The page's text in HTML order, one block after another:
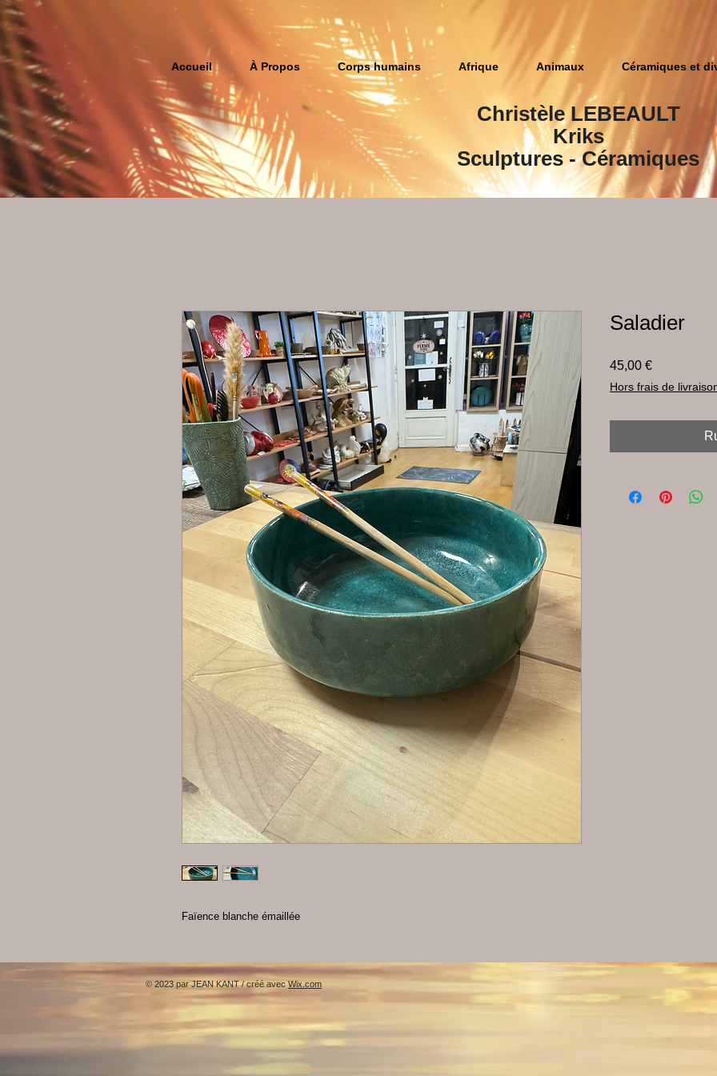
Accueil À Propos Corps humains Afrique Animaux Céramiques et
Christèle LEBEAULT
Kriks
Sculptures​ - Céramiques
Faïence blanche émaillée
Saladier
45,00 €Prix
Hors frais de
© 2023 par JEAN KANT / créé avecWix.com